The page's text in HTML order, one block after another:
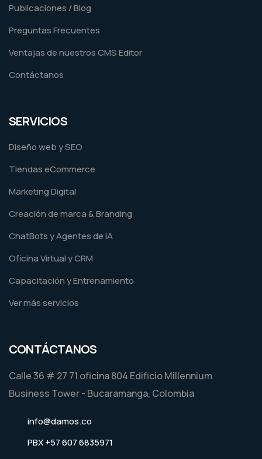
Publicaciones / Blog
Preguntas Frecuentes
Ventajas de nuestros CMS Editor
Contáctanos
SERVICIOS
Diseño web y SEO
Tiendas eCommerce
Marketing Digital
Creación de marca & Branding
ChatBots y Agentes de IA
Oficina Virtual y CRM
Capacitación y Entrenamiento
Ver más servicios
CONTÁCTANOS
Calle 36 # 27 71 oficina 804 Edificio Millennium
Business Tower - Bucaramanga, Colombia
info@damos.co
PBX +57 607 6835971